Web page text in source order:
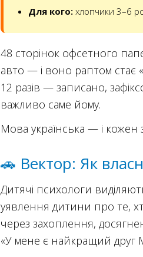
Для кого: хлопчики 3–6
48 сторінок офсетного
авто — і воно раптом стає
12 разів — записано,
важливо саме йому.
Мова українська — і
🚗 Вектор: Як
Дитячі психологи
уявлення дитини про те,
через захоплення,
«У мене є найкращий друг